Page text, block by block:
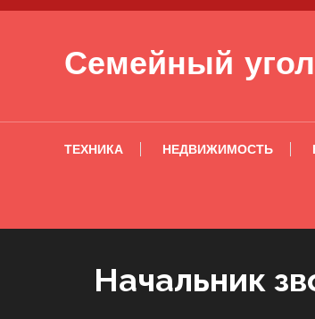
Перейти к содержимому
Семейный
ТЕХНИКА НЕДВИЖИМОСТЬ
Начальник